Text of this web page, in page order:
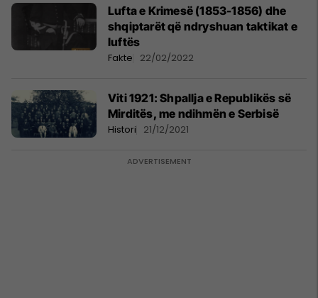
Lufta e Krimesë (1853-1856) dhe
shqiptarët që ndryshuan taktikat e
luftës
Fakte 22/02/2022
Viti 1921: Shpallja e Republikës së
Mirditës, me ndihmën e Serbisë
Histori 21/12/2021